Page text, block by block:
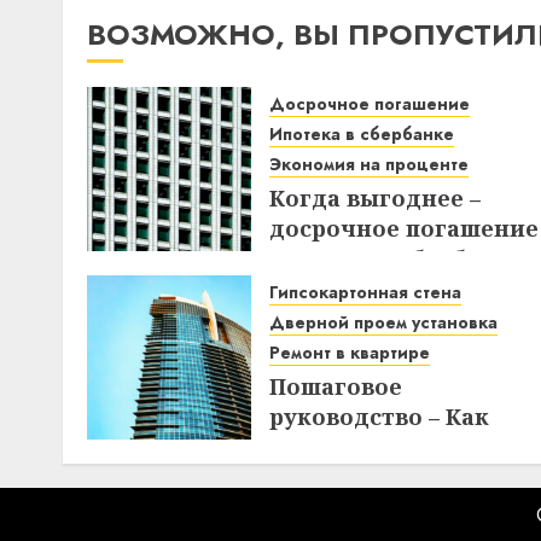
ВОЗМОЖНО, ВЫ
Досрочное погашение
Ипотека в сбербанке
Экономия на проценте
Когда выгоднее –
досрочное погашение
ипотеки в Сбербанке
до или после дня
списания? Узнайте все
нюансы!
18.12.2025
Гипсокартонная стена
Дверной проем установка
Ремонт в квартире
Пошаговое
руководство – Как